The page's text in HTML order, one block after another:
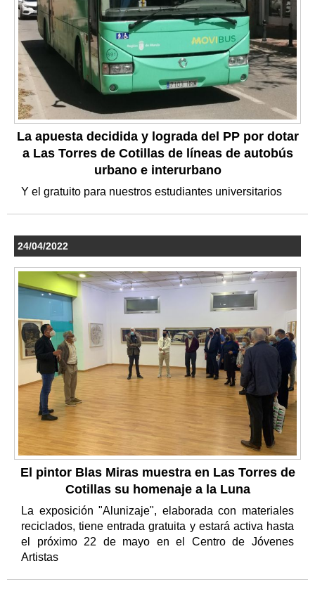
La apuesta decidida y lograda del PP por dotar
a Las Torres de Cotillas de líneas de autobús
urbano e interurbano
Y el gratuito para nuestros estudiantes universitarios
24/04/2022
El pintor Blas Miras muestra en Las Torres de
Cotillas su homenaje a la Luna
La exposición "Alunizaje", elaborada con materiales
reciclados, tiene entrada gratuita y estará activa hasta
el próximo 22 de mayo en el Centro de Jóvenes
Artistas